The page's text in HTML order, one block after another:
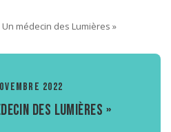
Un médecin des Lumières »
2022
des Lumières »